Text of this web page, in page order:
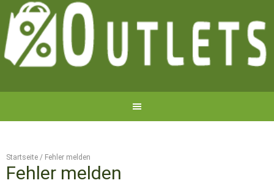
Startseite / Fehler melden
Fehler melden